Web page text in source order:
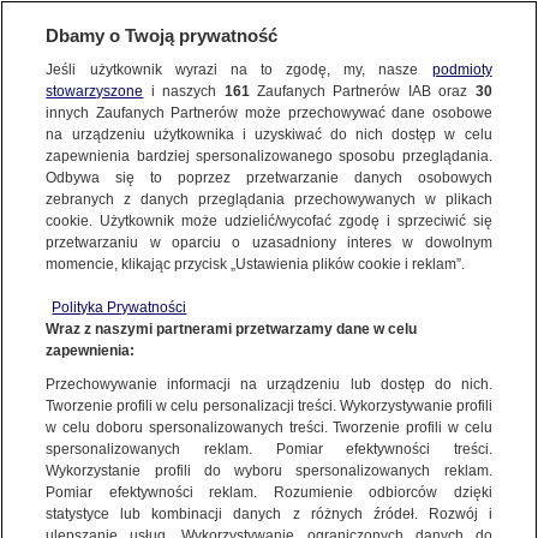
ŚWIAT
Bardzo silne trzęsienie ziemi w Turcji
i Syrii. Zabici i ranni
6.02.2023, 05:53Aktualizacja: 6.02.2023, 21:16
W Turcji, Syrii, a także w Libanie nad ranem
zatrzęsła się ziemia. Trzęsienie ziemi miało
magnitudę między 7,4 a 7,9. W Turcji zginęły co
najmniej 1762 osoby, w Syrii około 1300. Liczba
rannych przekroczyła 13 tysięcy. Wiele domów
jest kompletnie zniszczonych. Trwa akcja
ratunkowa.
Dbamy o Twoją prywatność
Jeśli użytkownik wyrazi na to zgodę, my, nasze podmioty
stowarzyszone i naszych 161Zaufanych Partnerów IAB oraz 30
innych Zaufanych Partnerów może przechowywać dane osobowe
na urządzeniu użytkownika i uzyskiwać do nich dostęp w celu
zapewnienia bardziej spersonalizowanego sposobu przeglądania.
Odbywa się to poprzez przetwarzanie danych osobowych
zebranych z danych przeglądania przechowywanych w plikach
cookie. Użytkownik może udzielić/wycofać zgodę i sprzeciwić się
przetwarzaniu w oparciu o uzasadniony interes w dowolnym
momencie, klikając przycisk „Ustawienia plików cookie i reklam”.
Polityka Prywatności
Wraz z naszymi partnerami przetwarzamy dane w celu
zapewnienia:
Przechowywanie informacji na urządzeniu lub dostęp do nich.
Tworzenie profili w celu personalizacji treści. Wykorzystywanie profili
w celu doboru spersonalizowanych treści. Tworzenie profili w celu
spersonalizowanych reklam. Pomiar efektywności treści.
Wykorzystanie profili do wyboru spersonalizowanych reklam.
Pomiar efektywności reklam. Rozumienie odbiorców dzięki
statystyce lub kombinacji danych z różnych źródeł. Rozwój i